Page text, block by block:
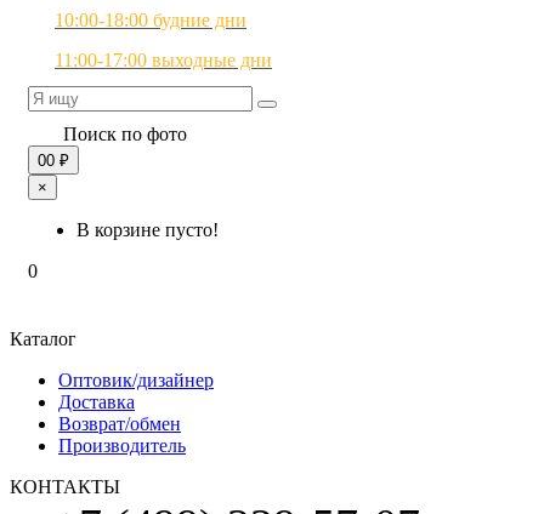
10:00-18:00 будние дни
11:00-17:00 выходные дни
Поиск по фото
00 ₽
×
В корзине пусто!
0
Каталог
Оптовик/дизайнер
Доставка
Возврат/обмен
Производитель
КОНТАКТЫ